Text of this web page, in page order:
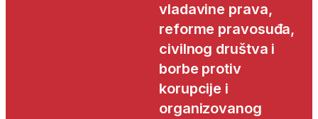
vladavine prava,
reforme pravosuđa,
civilnog društva i
borbe protiv
korupcije i
organizovanog